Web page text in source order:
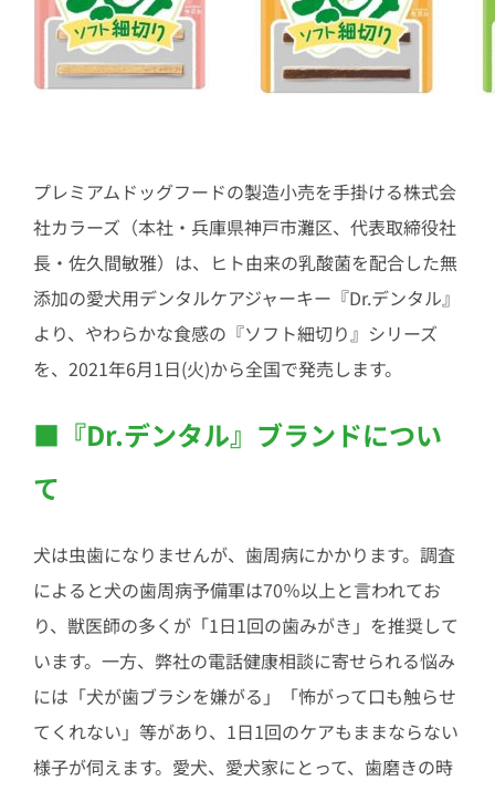
プレミアムドッグフードの製造小売を手掛ける株式会
社カラーズ（本社・兵庫県神戸市灘区、代表取締役社
長・佐久間敏雅）は、ヒト由来の乳酸菌を配合した無
添加の愛犬用デンタルケアジャーキー『Dr.デンタル』
より、やわらかな食感の『ソフト細切り』シリーズ
を、2021年6月1日(火)から全国で発売します。
■『Dr.デンタル』ブランドについ
て
犬は虫歯になりませんが、歯周病にかかります。調査
によると犬の歯周病予備軍は70％以上と言われてお
り、獣医師の多くが「1日1回の歯みがき」を推奨して
います。一方、弊社の電話健康相談に寄せられる悩み
には「犬が歯ブラシを嫌がる」「怖がって口も触らせ
てくれない」等があり、1日1回のケアもままならない
様子が伺えます。愛犬、愛犬家にとって、歯磨きの時